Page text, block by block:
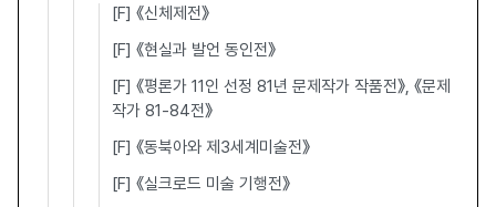
[F] 《신체제전》
[F] 《현실과 발언 동인전》
[F] 《평론가 11인 선정 81년 문제작가 작품전》, 《문제
작가 81-84전》
[F] 《동북아와 제3세계미술전》
[F] 《실크로드 미술 기행전》